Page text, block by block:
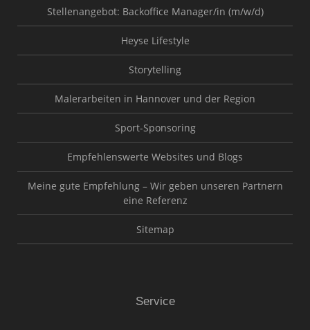
Stellenangebot: Backoffice Manager/in (m/w/d)
Heyse Lifestyle
Storytelling
Malerarbeiten in Hannover und der Region
Sport-Sponsoring
Empfehlenswerte Websites und Blogs
Meine gute Empfehlung – Wir geben unseren Partnern
eine Referenz
Sitemap
Service